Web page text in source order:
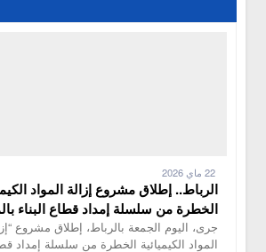
الرباط.. إطلاق مشروع إزالة المواد
الخطرة من سلسلة إمداد قطاع البناء
جرى، اليوم الجمعة بالرباط، إطلاق مشروع
المواد الكيميائية الخطرة من سلسلة إمداد